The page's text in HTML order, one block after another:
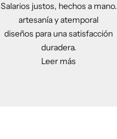
Salarios justos, hechos a mano.
artesanía y atemporal
diseños para una satisfacción
duradera.
Leer más